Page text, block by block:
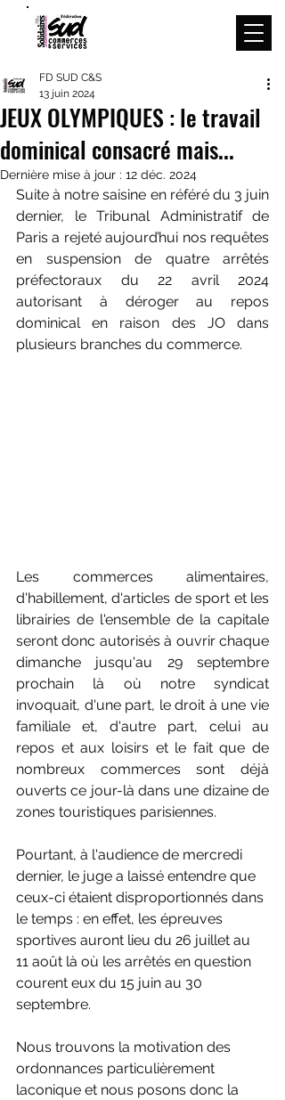
JEUX OLYMPIQUES : le travail
dominical consacré mais...
FD SUD C&S
13 juin 2024
Dernière mise à jour : 12 déc. 2024
Suite à notre saisine en référé du 3 juin
dernier, le Tribunal Administratif de
Paris a rejeté aujourd’hui nos requêtes
en suspension de quatre arrêtés
préfectoraux du 22 avril 2024
autorisant à déroger au repos
dominical en raison des JO dans
plusieurs branches du commerce.
Les commerces alimentaires,
d'habillement, d'articles de sport et les
librairies de l'ensemble de la capitale
seront donc autorisés à ouvrir chaque
dimanche jusqu'au 29 septembre
prochain là où notre syndicat
invoquait, d'une part, le droit à une vie
familiale et, d'autre part, celui au
repos et aux loisirs et le fait que de
nombreux commerces sont déjà
ouverts ce jour-là dans une dizaine de
zones touristiques parisiennes.
Pourtant, à l'audience de mercredi
dernier, le juge a laissé entendre que
ceux-ci étaient disproportionnés dans
le temps : en effet, les épreuves
sportives auront lieu du 26 juillet au
11 août là où les arrêtés en question
courent eux du 15 juin au 30
septembre.
Nous trouvons la motivation des
ordonnances particulièrement
laconique et nous posons donc la